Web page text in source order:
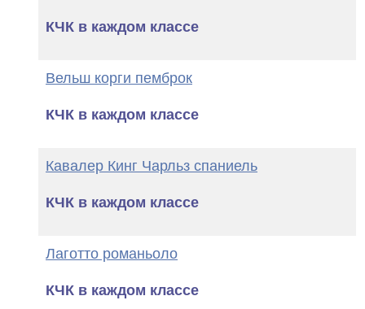
КЧК в каждом классе
Вельш корги пемброк
КЧК в каждом классе
Кавалер Кинг Чарльз спаниель
КЧК в каждом классе
Лаготто романьоло
КЧК в каждом классе